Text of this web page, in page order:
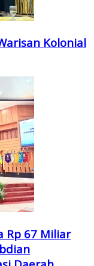
Kolonial
Rp 67 Miliar